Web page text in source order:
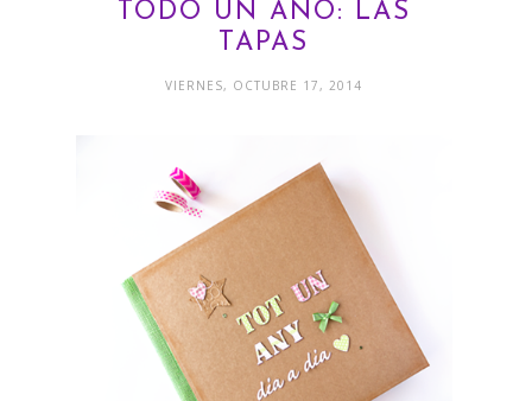
TODO UN AÑO: LAS
TAPAS
VIERNES, OCTUBRE 17, 2014